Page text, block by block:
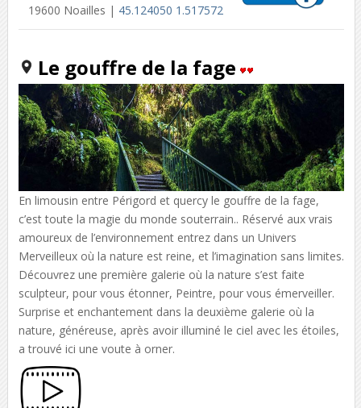
19600 Noailles | 45.124050 1.517572
Le gouffre de la fage
En limousin entre Périgord et quercy le gouffre de la fage,
c’est toute la magie du monde souterrain.. Réservé aux vrais
amoureux de l’environnement entrez dans un Univers
Merveilleux où la nature est reine, et l’imagination sans limites.
Découvrez une première galerie où la nature s’est faite
sculpteur, pour vous étonner, Peintre, pour vous émerveiller.
Surprise et enchantement dans la deuxième galerie où la
nature, généreuse, après avoir illuminé le ciel avec les étoiles,
a trouvé ici une voute à orner.